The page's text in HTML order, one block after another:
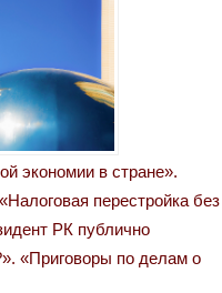
экономии в стране».
перестройка без
РК публично
«Приговоры по делам о